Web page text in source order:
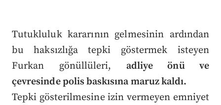
Tutukluluk kararının gelmesinin ardından
bu haksızlığa tepki göstermek isteyen
Furkan gönüllüleri, adliye önü ve
çevresinde polis baskısına maruz kaldı.
Tepki gösterilmesine izin vermeyen emniyet